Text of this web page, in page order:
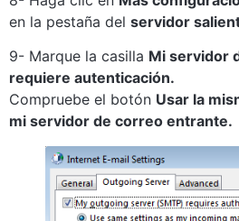
en la pestaña del servidor
9- Marque la casilla Mi servidor
requiere autenticación.
Compruebe el botón Usar la
mi servidor de correo entrante.